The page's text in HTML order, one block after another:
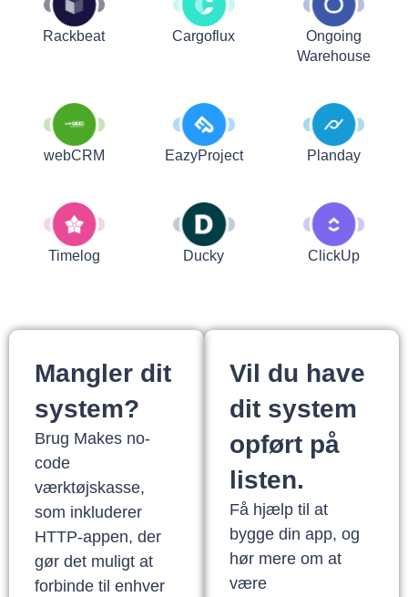
Rackbeat Cargoflux
Ongoing
Warehouse
webCRM EazyProject Planday
Timelog Ducky ClickUp
Mangler dit
system?
Brug Makes no-
code
værktøjskasse,
som inkluderer
HTTP-appen, der
gør det muligt at
forbinde til enhver
Vil du have
dit system
opført på
listen.
Få hjælp til at
bygge din app, og
hør mere om at
være